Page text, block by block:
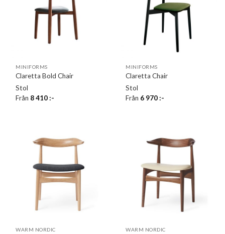
MINIFORMS
Claretta Bold Chair
Stol
Från 8 410:-
MINIFORMS
Claretta Chair
Stol
Från 6 970:-
WARM NORDIC WARM NORDIC